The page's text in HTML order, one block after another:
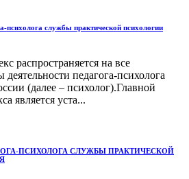
службы практической психологии
распространяется на все
педагога-психолога
(далее – психолог).Главной
является уста...
ПСИХОЛОГА СЛУЖБЫ ПРАКТИЧЕСКОЙ